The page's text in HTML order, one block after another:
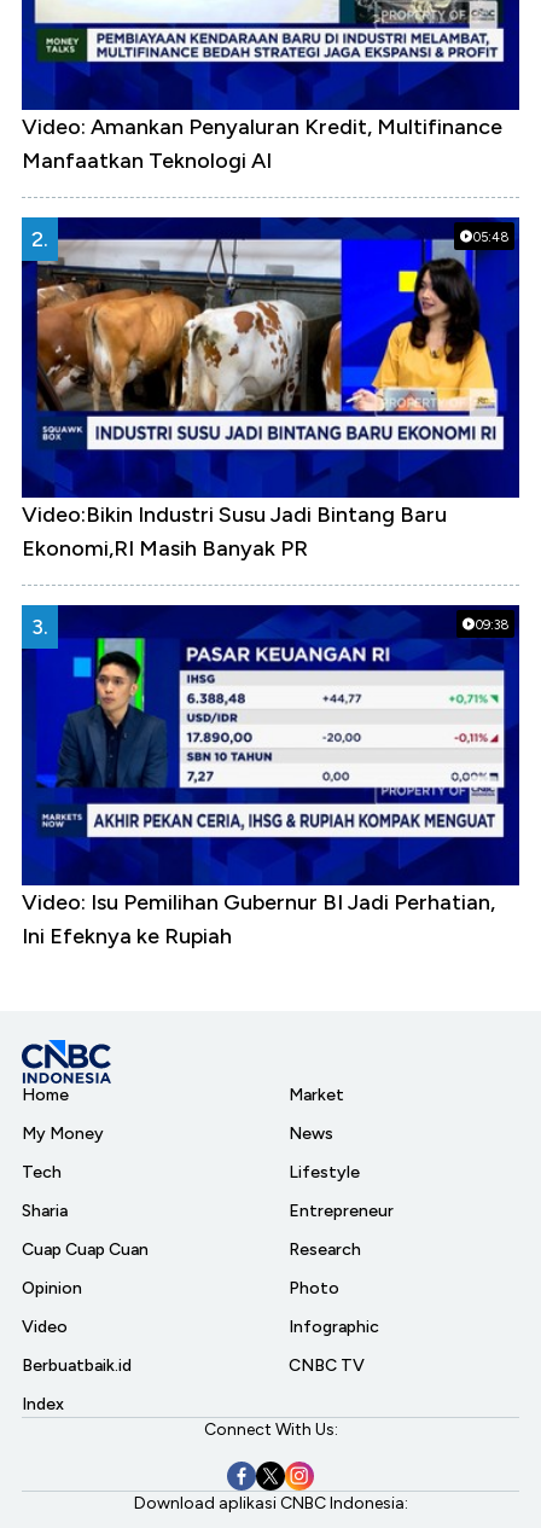
Video: Amankan Penyaluran Kredit, Multifinance
Manfaatkan Teknologi AI
05:48
2.
Video:Bikin Industri Susu Jadi Bintang Baru
Ekonomi,RI Masih Banyak PR
09:38
3.
Video: Isu Pemilihan Gubernur BI Jadi Perhatian,
Ini Efeknya ke Rupiah
Home
My Money
Tech
Sharia
Cuap Cuap Cuan
Opinion
Video
Berbuatbaik.id
Index
Market
News
Lifestyle
Entrepreneur
Research
Photo
Infographic
CNBC TV
Connect With Us:
Download aplikasi CNBC Indonesia: